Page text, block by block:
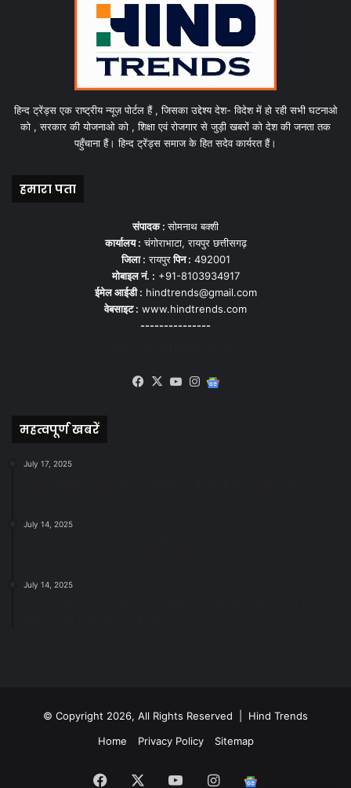
हिन्द ट्रेंड्स एक राष्ट्रीय न्यूज़ पोर्टल हैं , जिसका उद्देश्य देश- विदेश में हो रही सभी घटनाओ
को , सरकार की योजनाओ को , शिक्षा एवं रोजगार से जुड़ी खबरों को देश की जनता तक
पहुँचाना हैं। हिन्द ट्रेंड्स समाज के हित सदेव कार्यरत हैं।
हमारा पता
संपादक :सोमनाथ बक्शी
कार्यालय : चंगोराभाटा, रायपुर छत्तीसगढ़
जिला : रायपुरपिन : 492001
मोबाइल नं. : +91-8103934917
ईमेल आईडी : hindtrends@gmail.com
वेबसाइट : www.hindtrends.com
---------------
Facebook
X YouTubeInstagram
महत्वपूर्ण खबरें
July 17, 2025
July 14, 2025
July 14, 2025
© Copyright 2026, All Rights Reserved | Hind Trends
Home
Privacy Policy Sitemap
Facebook YouTubeInstagram